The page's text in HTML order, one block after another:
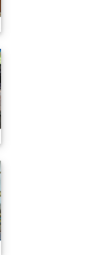
0829新生迎新
0829新生迎新